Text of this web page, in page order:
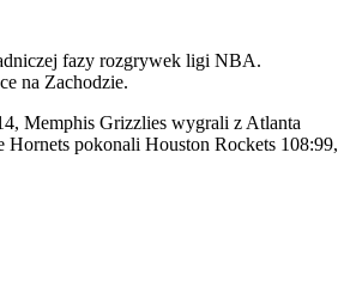
fazy rozgrywek ligi NBA.
na Zachodzie.
Memphis Grizzlies wygrali z Atlanta
pokonali Houston Rockets 108:99,